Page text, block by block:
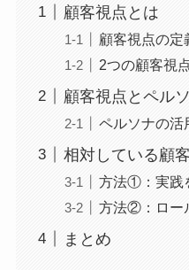
顧客視点とは
顧客視点の定
2つの顧客視
顧客視点とペル
ペルソナの活
相対している顧
方法①：実践
方法②：ロー
まとめ